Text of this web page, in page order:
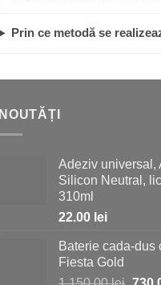
Prin ce metodă se
NOUTĂȚI
Adeziv universal,
Silicon Neutral,
310ml
22.00 lei
Baterie cada-dus
Fiesta Gold